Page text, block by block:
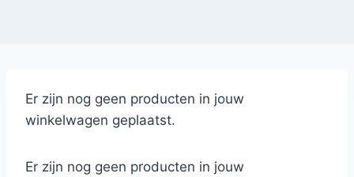
Er zijn nog geen producten in jouw
winkelwagen geplaatst.
Er zijn nog geen producten in jouw